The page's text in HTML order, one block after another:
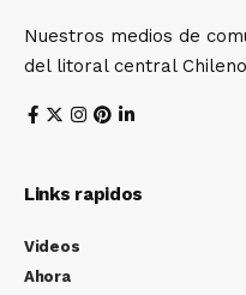
Nuestros medios de
del litoral central Chileno
Links rapidos
Videos
Ahora